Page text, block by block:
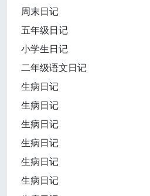
周末日记
五年级日记
小学生日记
二年级语文日记
生病日记
生病日记
生病日记
生病日记
生病日记
生病日记